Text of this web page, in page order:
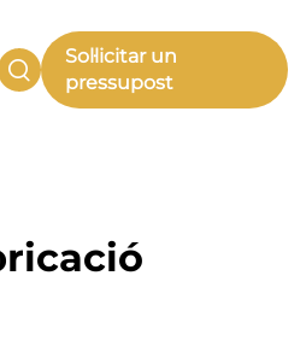
Sol·licitar un
pressupost